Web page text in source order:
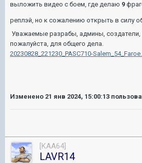
выложить видео с боем, где делаю 9
реплэй, но к сожалению открыть в силу
Уважаемые разрабы, админы, создатели,
пожалуйста, для общего дела.
20230828_221230_PASC710-
Изменено 21 янв 2024, 15:00:13
[KAA64]
LAVR14